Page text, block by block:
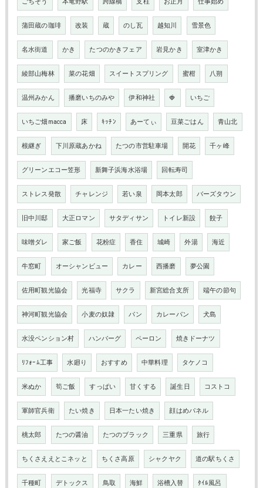
ごちそう 本竜野駅 跨線橋 支柱 お正月 仕事始め
蒲田蔵の珈琲 改装 蔵 のし瓦 越知川 雪景色
名水街道 かき たつのかきフェア 岩見かき 室津かき
綾部山梅林 菜の花畑 スイートスプリング 蜜柑 八朔
温州みかん 播磨いちのみや 伊和神社 🍓 いちご
いちご畑macca 床 ｷｯﾁﾝ あーてぃ 豆菜ごはん 青山北
根継ぎ 下川原蔵あかね たつの市営駐車場 開花 千ヶ峰
グリーンエコー笠形 新舞子浜海水浴場 回転寿司
ストレス発散 チャレンジ 若い泉 岡本太郎 バーズタウン
旧中川邸 大正ロマン サタディサン トイレ新設 餃子
味噌ダレ 家ご飯 花粉症 香住 城崎 外湯 海近
牛窓町 オーシャンビュー カレー 西播磨 夢公園
佐用町観光協会 光福寺 サクラ 新宮総合支所 端午の節句
神河町観光協会 小麦の奴隷 パン カレーパン 犬島
水没ペンション村 ハンバーグ ペーロン 焼きドーナツ
ﾘﾌｫｰﾑ工事 水廻り おすすめ 中華料理 タケノコ
米ぬか 筍ご飯 すっぱい 甘くする 誕生日 コストコ
軍師官兵衛 たい焼き 日本一たい焼き 顔はめパネル
桃太郎 たつの醤油 たつのブラック 三重県 旅行
ちくさええとこネッと ちくさ高原 シャクヤク 道の駅ちくさ
千種町 デトックス 鳥取 海鮮 浴槽入替 ﾀｲﾙ風呂